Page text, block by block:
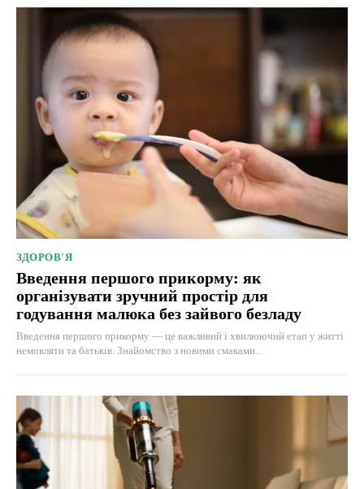
ЗДОРОВ'Я
Введення першого прикорму: як
організувати зручний простір для
годування малюка без зайвого безладу
Введення першого прикорму — це важливий і хвилюючий етап у житті
немовляти та батьків. Знайомство з новими смаками...